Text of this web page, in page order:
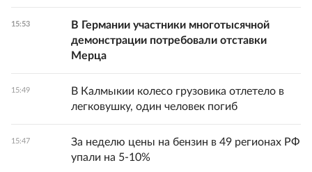
15:53
В Германии участники многотысячной
демонстрации потребовали отставки
Мерца
15:49
В Калмыкии колесо грузовика отлетело в
легковушку, один человек погиб
15:47
За неделю цены на бензин в 49 регионах РФ
упали на 5-10%